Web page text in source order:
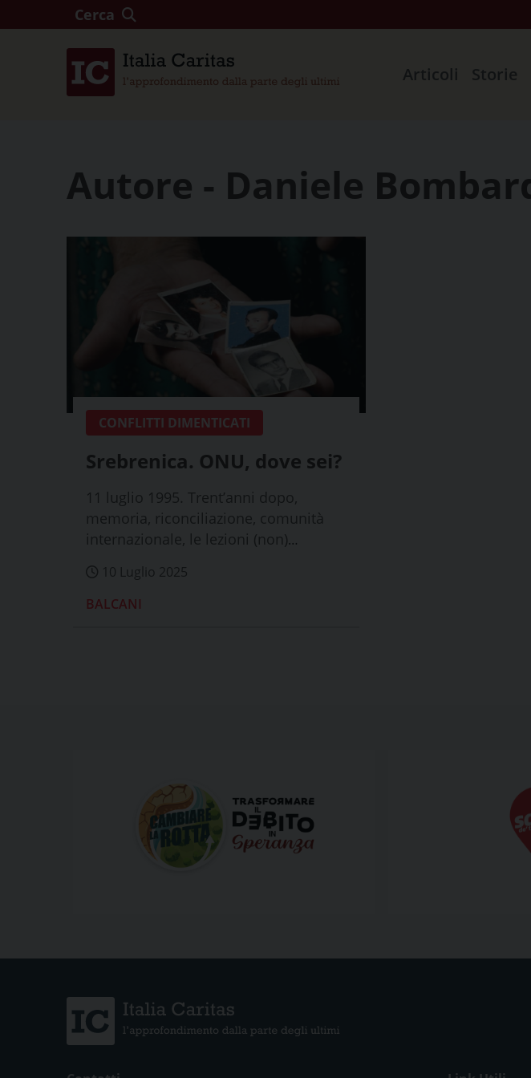
Cerca
Articoli Storie
Autore - Daniele
CONFLITTI DIMENTICATI
Srebrenica. ONU, dove sei?
11 luglio 1995. Trent’anni dopo,
memoria, riconciliazione, comunità
internazionale, le lezioni (non)
10 Luglio 2025
BALCANI